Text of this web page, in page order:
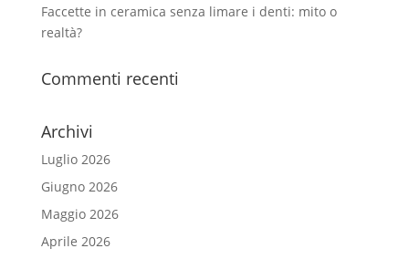
Faccette in ceramica senza limare i denti: mito o
realtà?
Commenti recenti
Archivi
Luglio 2026
Giugno 2026
Maggio 2026
Aprile 2026